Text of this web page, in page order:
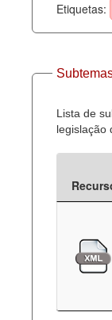
Etiquetas:
Lista de
legislação